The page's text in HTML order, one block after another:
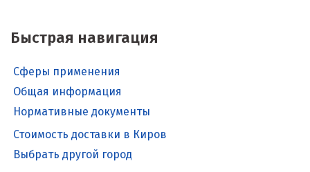
Быстрая навигация
Сферы применения
Общая информация
Нормативные документы
Стоимость доставки в Киров
Выбрать другой город